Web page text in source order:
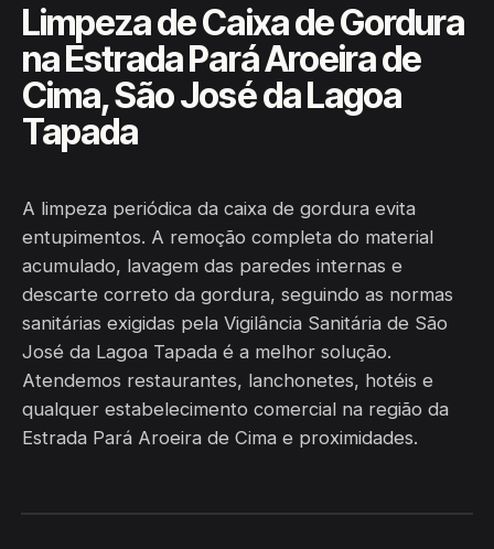
Limpeza de Caixa de Gordura
na Estrada Pará Aroeira de
Cima, São José da Lagoa
Tapada
A limpeza periódica da caixa de gordura evita
entupimentos. A remoção completa do material
acumulado, lavagem das paredes internas e
descarte correto da gordura, seguindo as normas
sanitárias exigidas pela Vigilância Sanitária de São
José da Lagoa Tapada é a melhor solução.
Atendemos restaurantes, lanchonetes, hotéis e
qualquer estabelecimento comercial na região da
Estrada Pará Aroeira de Cima e proximidades.